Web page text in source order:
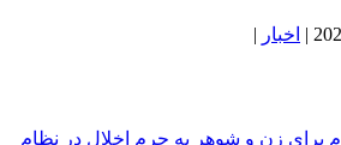
| اخبار |